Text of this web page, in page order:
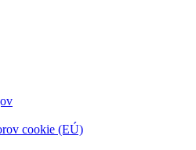
cookie (EÚ)